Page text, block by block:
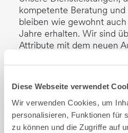
Diese Webseite verwendet
Wir verwenden Cookies, um
personalisieren, Funktionen für
zu können und die Zugriffe auf
kompetente Beratung
bleiben wie gewohnt
Jahre erhalten. Wir sind
Attribute mit dem neuen
sichtbarer sind. Das hilft
attraktiver zu werden und
wir auch zukünftig die
für die spannendsten und
Kunden und Projekte an